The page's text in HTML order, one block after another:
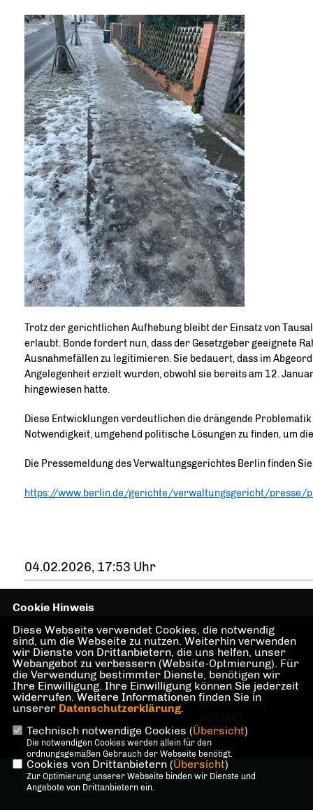
Trotz der gerichtlichen Aufhebung bleibt der Einsatz von
erlaubt. Bonde fordert nun, dass der Gesetzgeber geeignete
Ausnahmefällen zu legitimieren. Sie bedauert, dass im
Angelegenheit erzielt wurden, obwohl sie bereits am 12.
hingewiesen hatte.
Diese Entwicklungen verdeutlichen die drängende
Notwendigkeit, umgehend politische Lösungen zu finden, um
Die Pressemeldung des Verwaltungsgerichtes Berlin finden
https://www.berlin.de/gerichte/verwaltungsgericht/
04.02.2026, 17:53 Uhr
IMPRESSUM
DATENSCHUTZ
@2026 Dr. Martin Sattelkau,
Mitglied des Abgeordnetenhauses
Cookie Hinweis
Diese Webseite verwendet Cookies, die notwendig
sind, um die Webseite zu nutzen. Weiterhin verwenden
wir Dienste von Drittanbietern, die uns helfen, unser
Webangebot zu verbessern (Website-Optmierung). Für
die Verwendung bestimmter Dienste, benötigen wir
Ihre Einwilligung. Ihre Einwilligung können Sie jederzeit
widerrufen. Weitere Informationen finden Sie in
unserer Datenschutzerklärung.
Technisch notwendige Cookies (Übersicht)
Die notwendigen Cookies werden allein für den
ordnungsgemäßen Gebrauch der Webseite benötigt.
Cookies von Drittanbietern (Übersicht)
Zur Optimierung unserer Webseite binden wir Dienste und
Angebote von Drittanbietern ein.